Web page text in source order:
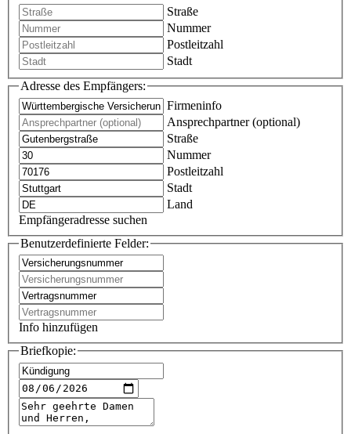
Straße
Nummer
Postleitzahl
Stadt
Adresse des Empfängers:
Firmeninfo
Ansprechpartner (optional)
Straße
Nummer
Postleitzahl
Stadt
Land
Empfängeradresse suchen
Benutzerdefinierte Felder:
Info hinzufügen
Briefkopie: